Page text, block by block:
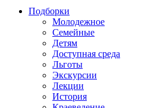
Подборки
Молодежное
Семейные
Детям
Доступная среда
Льготы
Экскурсии
Лекции
История